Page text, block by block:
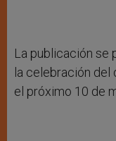
La publicación se
la celebración del
el próximo 10 de